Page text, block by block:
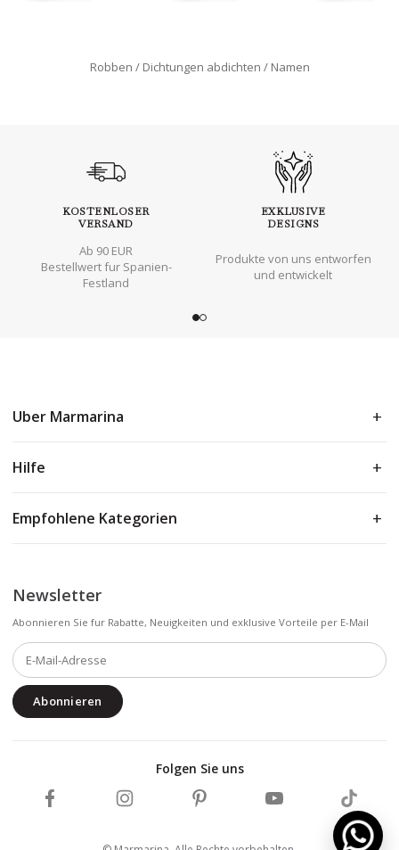
Robben Dichtungen abdichten Namen
KOSTENLOSER
VERSAND
Ab 90 EUR
Bestellwert fur Spanien-
Festland
EXKLUSIVE
DESIGNS
Produkte von uns entworfen
und entwickelt
Uber Marmarina
Hilfe
Empfohlene Kategorien
Newsletter
Abonnieren Sie fur Rabatte, Neuigkeiten und exklusive Vorteile per E-Mail
Abonnieren
Folgen Sie uns
Marmarina auf Facebook folgen
Marmarina auf Instagram folgen
Marmarina auf Pinterest folgen
Marmarina auf